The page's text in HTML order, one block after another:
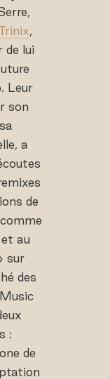
,
de lui
Leur
son
a
de
au
sur
des
:
de